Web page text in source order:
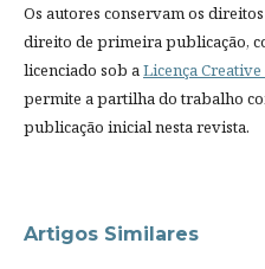
Os autores conservam os
direito de primeira publicação,
licenciado sob a Licença
permite a partilha do trabalho
publicação inicial nesta revista.
Artigos Similares